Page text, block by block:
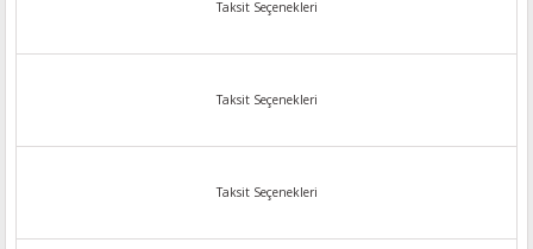
Taksit Seçenekleri
Taksit Seçenekleri
Taksit Seçenekleri